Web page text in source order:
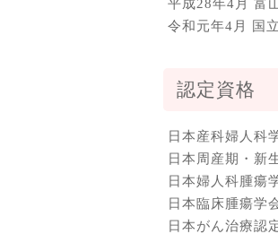
平成28年4月 富
令和元年4月 国
認定資格
日本産科婦人科
日本周産期・新
日本婦人科腫瘍
日本臨床腫瘍学
日本がん治療認